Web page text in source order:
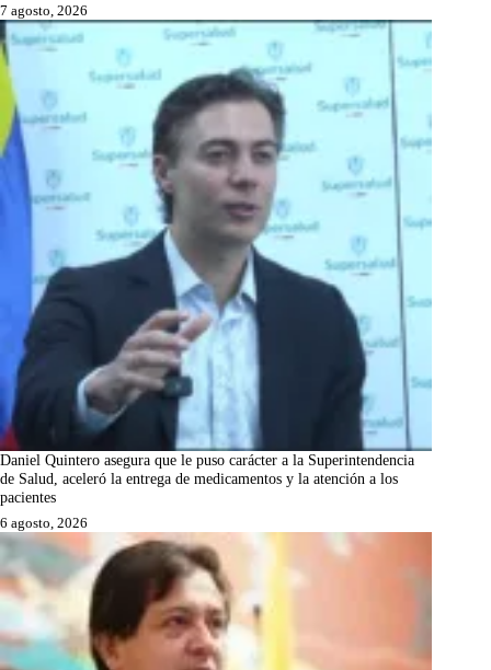
7 agosto, 2026
Daniel Quintero asegura que le puso carácter a la Superintendencia
de Salud, aceleró la entrega de medicamentos y la atención a los
pacientes
6 agosto, 2026